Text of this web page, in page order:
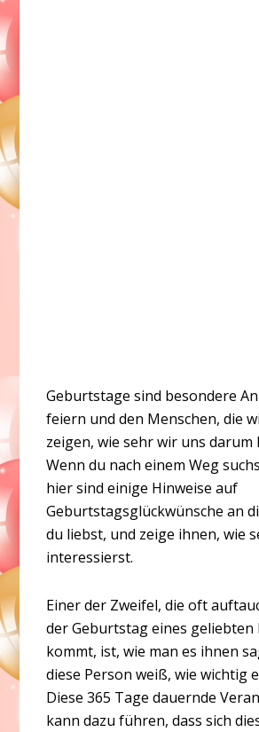
Geburtstage sind besondere
feiern und den Menschen, die
zeigen, wie sehr wir uns darum
Wenn du nach einem Weg
hier sind einige Hinweise auf
Geburtstagsglückwünsche an
du liebst, und zeige ihnen, wie
interessierst.
Einer der Zweifel, die oft
der Geburtstag eines geliebten
kommt, ist, wie man es ihnen
diese Person weiß, wie wichtig
Diese 365 Tage dauernde
kann dazu führen, dass sich